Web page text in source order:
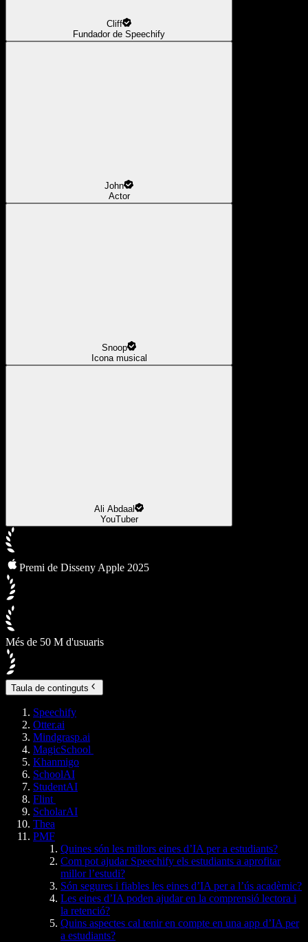
Cliff
Fundador de Speechify
John
Actor
Snoop
Icona musical
Ali Abdaal
YouTuber
Premi de Disseny Apple 2025
Més de 50 M d'usuaris
Taula de continguts
Speechify
Otter.ai
Mindgrasp.ai
MagicSchool
Khanmigo
SchoolAI
StudentAI
Flint
ScholarAI
Thea
PMF
Quines són les millors eines d’IA per a estudiants?
Com pot ajudar Speechify els estudiants a aprofitar
millor l’estudi?
Són segures i fiables les eines d’IA per a l’ús acadèmic?
Les eines d’IA poden ajudar en la comprensió lectora i
la retenció?
Quins aspectes cal tenir en compte en una app d’IA per
a estudiants?